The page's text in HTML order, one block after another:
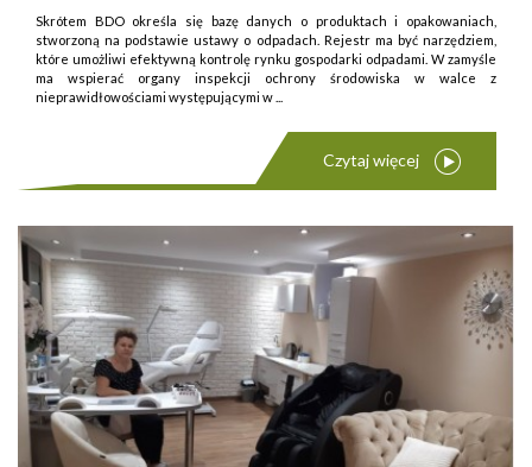
Skrótem BDO określa się bazę danych o produktach i opakowaniach,
stworzoną na podstawie ustawy o odpadach. Rejestr ma być narzędziem,
które umożliwi efektywną kontrolę rynku gospodarki odpadami. W zamyśle
ma wspierać organy inspekcji ochrony środowiska w walce z
nieprawidłowościami występującymi w ...
Czytaj więcej